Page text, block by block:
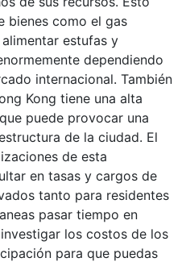
bienes como el gas
estufas y
dependiendo
internacional. También
Kong tiene una alta
puede provocar una
de la ciudad. El
de esta
en tasas y cargos de
tanto para residentes
pasar tiempo en
los costos de los
para que puedas